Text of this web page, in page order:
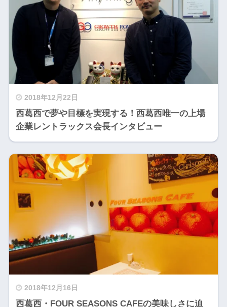
2018年12月22日
西葛西で夢や目標を実現する！西葛西唯一の上場
企業レントラックス会長インタビュー
2018年12月16日
西葛西・FOUR SEASONS CAFEの美味しさに迫